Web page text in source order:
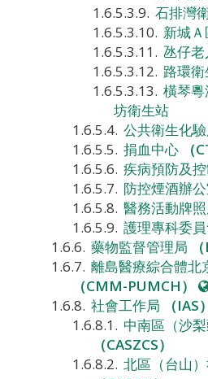
石排灣
新城
氹仔
路環
橫琴
坊衛生站
公共衛生化
捐血中心
（
疾病預防及
防控煙酒辦
醫務活動牌
護理專科委
藥物監督管理局
離島醫療綜合體北
（CMM-PUMCH）
社會工作局 （IAS）
中南區（沙
（CASZCS）
北區（台山